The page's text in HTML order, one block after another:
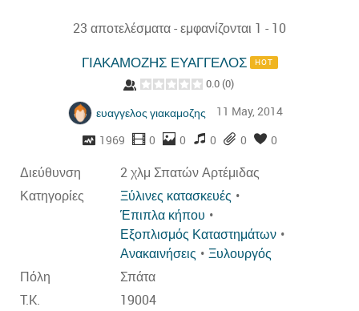
23 αποτελέσματα - εμφανίζονται 1 - 10
ΓΙΑΚΑΜΟΖΗΣ ΕΥΑΓΓΕΛΟΣ HOT
0.0 (0)
ευαγγελος γιακαμοζης
11 May, 2014
1969
0 0 0 0 0
Διεύθυνση
2 χλμ Σπατών Αρτέμιδας
Κατηγορίες
Ξύλινες κατασκευές
Έπιπλα κήπου
Εξοπλισμός Καταστημάτων
Ανακαινήσεις
Ξυλουργός
Πόλη
Σπάτα
T.K.
19004